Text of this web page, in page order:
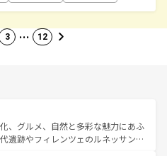
3 … 12
、グルメ、自然と多彩な魅力にあふ
遺跡やフィレンツェのルネッサンス